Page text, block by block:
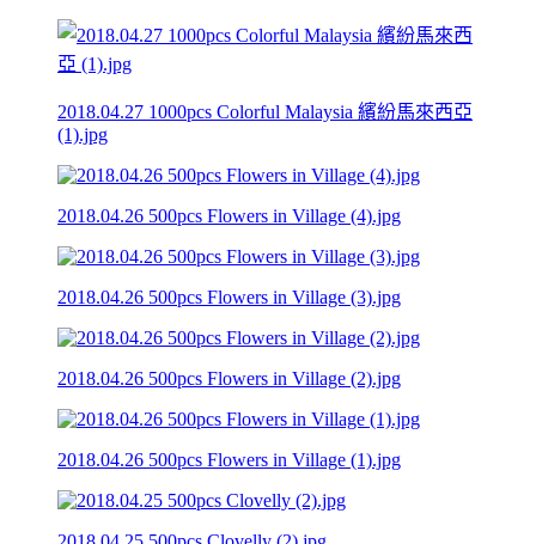
2018.04.27 1000pcs Colorful Malaysia 繽紛馬來西亞
(1).jpg
2018.04.26 500pcs Flowers in Village (4).jpg
2018.04.26 500pcs Flowers in Village (3).jpg
2018.04.26 500pcs Flowers in Village (2).jpg
2018.04.26 500pcs Flowers in Village (1).jpg